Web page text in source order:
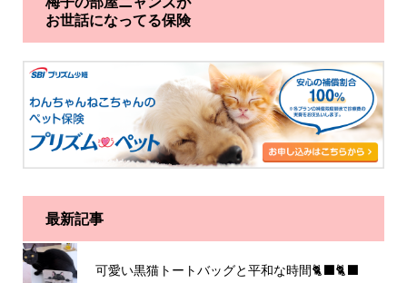
お世話になってる保険
最新記事
可愛い黒猫トートバッグと平和な時間🐈‍⬛🐈‍⬛